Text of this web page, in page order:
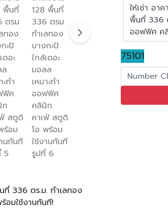
ที่ 336 ตร.ม. ทำเลทอง
อมใช้งานทันที!
75101